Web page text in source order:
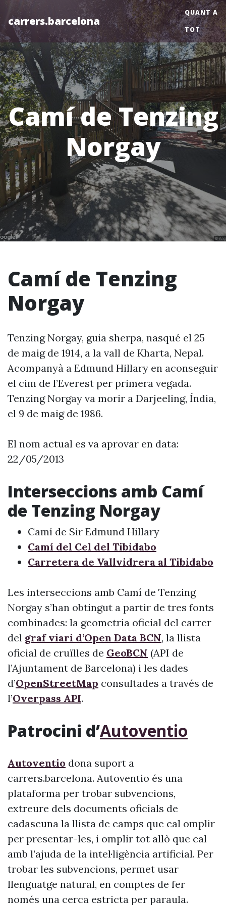
carrers.barcelona
QUANT A
TOT
Camí de Tenzing
Norgay
Camí de Tenzing
Norgay
Tenzing Norgay, guia sherpa, nasqué el 25
de maig de 1914, a la vall de Kharta, Nepal.
Acompanyà a Edmund Hillary en aconseguir
el cim de l’Everest per primera vegada.
Tenzing Norgay va morir a Darjeeling, Índia,
el 9 de maig de 1986.
El nom actual es va aprovar en data:
22/05/2013
Interseccions amb Camí
de Tenzing Norgay
Camí de Sir Edmund Hillary
Camí del Cel del Tibidabo
Carretera de Vallvidrera al Tibidabo
Les interseccions amb Camí de Tenzing
Norgay s’han obtingut a partir de tres fonts
combinades: la geometria oficial del carrer
del graf viari d’Open Data BCN, la llista
oficial de cruïlles de GeoBCN (API de
l’Ajuntament de Barcelona) i les dades
d’OpenStreetMap consultades a través de
l’Overpass API.
Patrocini d’Autoventio
Autoventio dona suport a
carrers.barcelona. Autoventio és una
plataforma per trobar subvencions,
extreure dels documents oficials de
cadascuna la llista de camps que cal omplir
per presentar-les, i omplir tot allò que cal
amb l’ajuda de la intel·ligència artificial. Per
trobar les subvencions, permet usar
llenguatge natural, en comptes de fer
només una cerca estricta per paraula.